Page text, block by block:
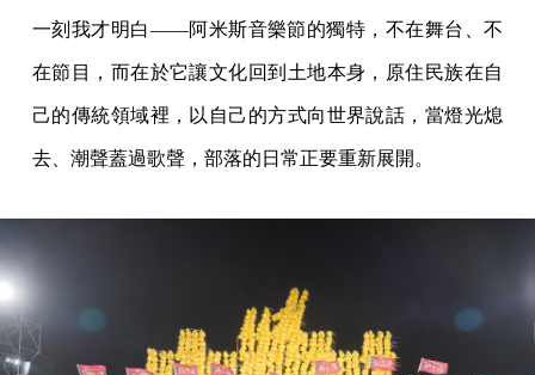
一刻我才明白——阿米斯音樂節的獨特，不在舞台、不
在節目，而在於它讓文化回到土地本身，原住民族在自
己的傳統領域裡，以自己的方式向世界說話，當燈光熄
去、潮聲蓋過歌聲，部落的日常正要重新展開。